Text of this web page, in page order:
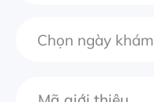
Chọn ngày khám